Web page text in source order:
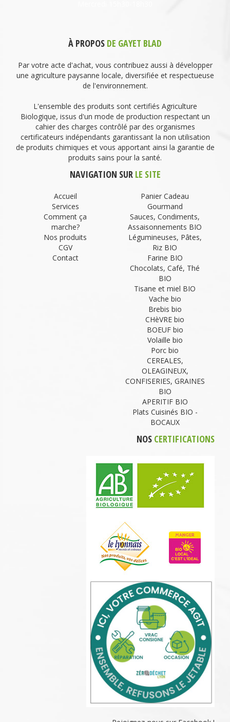
À PROPOS DE GAYET BLAD
Par votre acte d'achat, vous contribuez aussi à développer
une agriculture paysanne locale, diversifiée et respectueuse
de l'environnement.
L'ensemble des produits sont certifiés Agriculture
Biologique, issus d'un mode de production respectant un
cahier des charges contrôlé par des organismes
certificateurs indépendants garantissant la non utilisation
de produits chimiques et vous apportant ainsi la garantie de
produits sains pour la santé.
NAVIGATION SUR LE SITE
Accueil
Services
Comment ça
marche?
Nos produits
CGV
Contact
Panier Cadeau
Gourmand
Sauces, Condiments,
Assaisonnements BIO
Légumineuses, Pâtes,
Riz BIO
Farine BIO
Chocolats, Café, Thé
BIO
Tisane et miel BIO
Vache bio
Brebis bio
CHèVRE bio
BOEUF bio
Volaille bio
Porc bio
CEREALES,
OLEAGINEUX,
CONFISERIES, GRAINES
BIO
APERITIF BIO
Plats Cuisinés BIO -
BOCAUX
NOS CERTIFICATIONS